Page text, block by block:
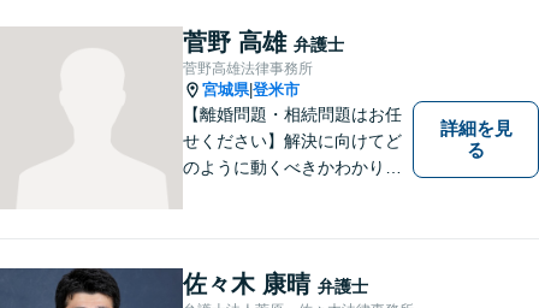
菅野 高雄 弁護士
菅野高雄法律事務所
宮城県|登米市
【離婚問題・相続問題はお任
せください】解決に向けてど
のように動くべきかわかりや
夜間・休日対応可】お早めの
ご相談が、納得のいく解決へ
の第一歩です。
詳細を見
る
佐々木 康晴 弁護士